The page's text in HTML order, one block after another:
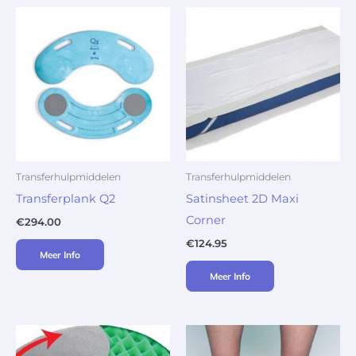
Transferhulpmiddelen
Transferplank Q2
€294.00
Meer Info
Transferhulpmiddelen
Satinsheet 2D Maxi
Corner
€124.95
Meer Info